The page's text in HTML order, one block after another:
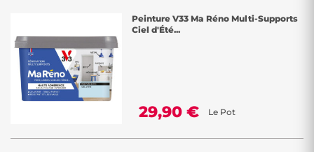
Peinture V33 Ma Réno Multi-Supports
Ciel d'Été...
29,90 € Le Pot